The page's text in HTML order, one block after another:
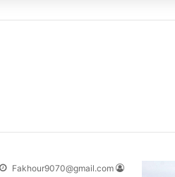
Fakhour9070@gmail.com